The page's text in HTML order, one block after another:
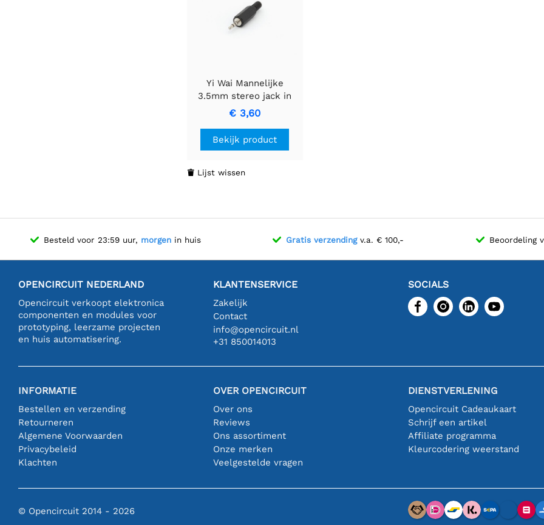
Yi Wai Mannelijke
3.5mm stereo jack in
zwarte plastic
€ 3,60
Bekijk product
 Lijst wissen
Besteld voor 23:59 uur, morgen in huis Gratis verzendingv.a. € 100,- Beoordeling
OPENCIRCUIT NEDERLAND
Opencircuit verkoopt elektronica
componenten en modules voor
prototyping, leerzame projecten
en huis automatisering.
KLANTENSERVICE
Zakelijk
Contact
info@opencircuit.nl
+31 850014013
SOCIALS
INFORMATIE
Bestellen en verzending
Retourneren
Algemene Voorwaarden
Privacybeleid
Klachten
OVER OPENCIRCUIT
Over ons
Reviews
Ons assortiment
Onze merken
Veelgestelde vragen
DIENSTVERLENING
Opencircuit Cadeaukaart
Schrijf een artikel
Affiliate programma
Kleurcodering weerstand
© Opencircuit 2014 - 2026